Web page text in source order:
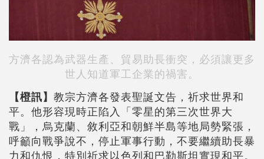
方濟各認為武器生產、貿易助長衝突，必須讓更多
世人知道軍工企業的禍害。
【橙訊】 教宗方濟各發表聖誕文告，祈求世界和
平。他形容現時正陷入「零星的第三次世界大
戰」，烏克蘭、敘利亞和朝鮮半島等地局勢緊張，
呼籲向戰爭說不，停止軍事行動，不要繼續助長暴
力和仇恨，特別祈求以色列和巴勒斯坦實現和平。